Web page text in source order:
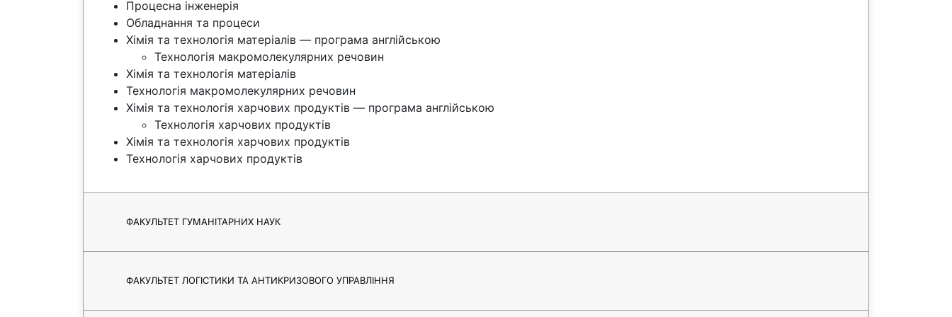
Процесна інженерія
Обладнання та процеси
Хімія та технологія матеріалів — програма англійською
Технологія макромолекулярних речовин
Хімія та технологія матеріалів
Технологія макромолекулярних речовин
Хімія та технологія харчових продуктів — програма англійською
Технологія харчових продуктів
Хімія та технологія харчових продуктів
Технологія харчових продуктів
ФАКУЛЬТЕТ ГУМАНІТАРНИХ НАУК
ФАКУЛЬТЕТ ЛОГІСТИКИ ТА АНТИКРИЗОВОГО УПРАВЛІННЯ